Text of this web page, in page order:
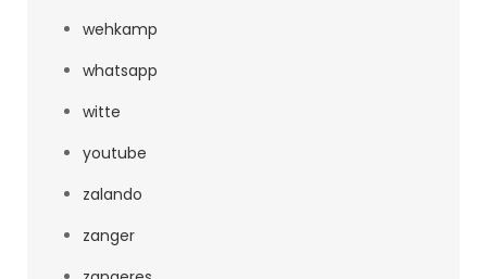
wehkamp
whatsapp
witte
youtube
zalando
zanger